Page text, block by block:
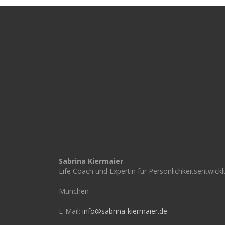
Sabrina Kiermaier
Life Coach und Expertin für
München
E-Mail: info@sabrina-kiermaier.de